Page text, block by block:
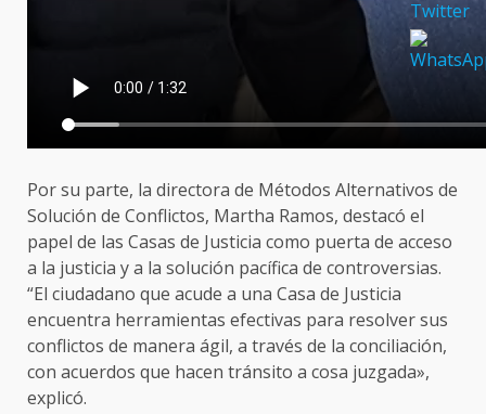
Por su parte, la directora de Métodos Alternativos de
Solución de Conflictos, Martha Ramos, destacó el
papel de las Casas de Justicia como puerta de acceso
a la justicia y a la solución pacífica de controversias.
“El ciudadano que acude a una Casa de Justicia
encuentra herramientas efectivas para resolver sus
conflictos de manera ágil, a través de la conciliación,
con acuerdos que hacen tránsito a cosa juzgada»,
explicó.